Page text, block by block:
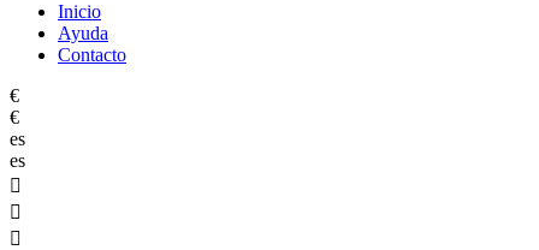
Inicio
Ayuda
Contacto
€
€
es
es


